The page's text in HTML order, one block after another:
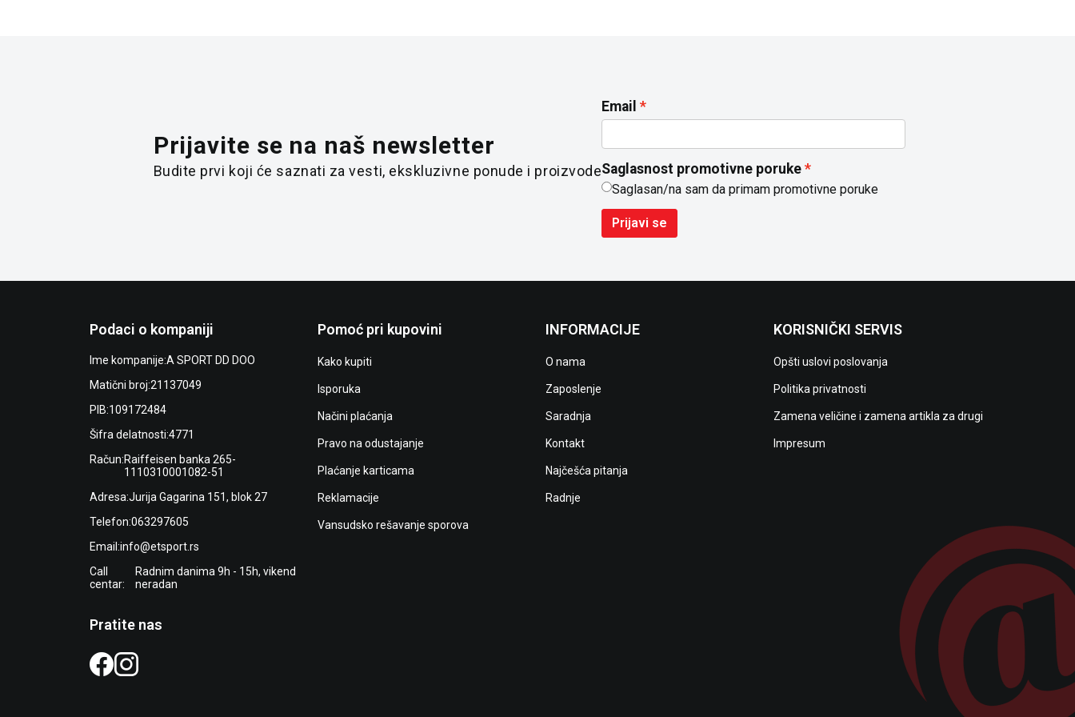
Prijavite se na naš newsletter
Budite prvi koji će saznati za vesti, ekskluzivne ponude i proizvode
Email
Saglasnost promotivne poruke
Saglasan/na sam da primam promotivne poruke
Prijavi se
Podaci o kompaniji
Ime kompanije:A SPORT DD DOO
Matični broj:21137049
PIB:109172484
Šifra delatnosti:4771
Račun:Raiffeisen banka 265-
1110310001082-51
Adresa:Jurija Gagarina 151, blok 27
Telefon:063297605
Email:info@etsport.rs
Call
centar:
Radnim danima 9h - 15h, vikend
neradan
Pomoć pri kupovini
Kako kupiti
Isporuka
Načini plaćanja
Pravo na odustajanje
Plaćanje karticama
Reklamacije
Vansudsko rešavanje sporova
INFORMACIJE
O nama
Zaposlenje
Saradnja
Kontakt
Najčešća pitanja
Radnje
KORISNIČKI SERVIS
Opšti uslovi poslovanja
Politika privatnosti
Zamena veličine i zamena artikla za drugi
Impresum
Pratite nas